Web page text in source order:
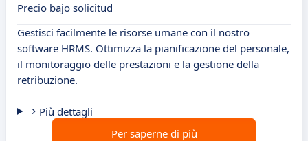
Precio bajo solicitud
Gestisci facilmente le risorse umane con il nostro
software HRMS. Ottimizza la pianificazione del personale,
il monitoraggio delle prestazioni e la gestione della
retribuzione.
Più dettagli
Per saperne di più